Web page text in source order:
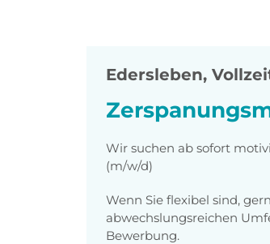
Edersleben,
Wir suchen ab sofort
(m/w/d)
Wenn Sie flexibel sind,
abwechslungsreichen
Bewerbung.